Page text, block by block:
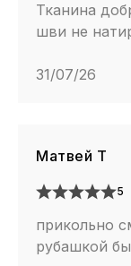
Тканина
шви не
31/07/26
Матвей Т
5
прикольно
рубашкой